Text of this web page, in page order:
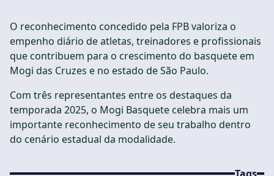
O reconhecimento concedido pela FPB valoriza o
empenho diário de atletas, treinadores e profissionais
que contribuem para o crescimento do basquete em
Mogi das Cruzes e no estado de São Paulo.
Com três representantes entre os destaques da
temporada 2025, o Mogi Basquete celebra mais um
importante reconhecimento de seu trabalho dentro
do cenário estadual da modalidade.